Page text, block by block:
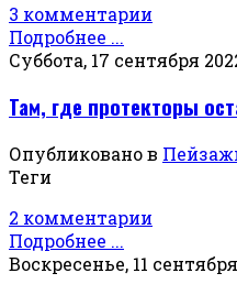
3 комментарии
Подробнее ...
Суббота, 17 сентября
Там, где протекторы
Опубликовано в
Теги
2 комментарии
Подробнее ...
Воскресенье, 11 сентября